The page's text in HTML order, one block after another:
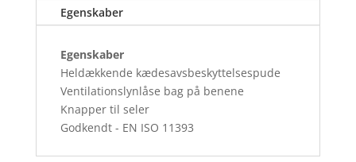
Egenskaber
Egenskaber
Heldækkende kædesavsbeskyttelsespude
Ventilationslynlåse bag på benene
Knapper til seler
Godkendt - EN ISO 11393